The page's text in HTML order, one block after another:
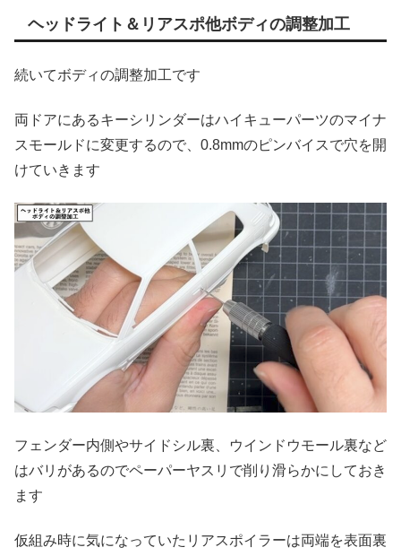
ヘッドライト＆リアスポ他ボディの調整加工
続いてボディの調整加工です
両ドアにあるキーシリンダーはハイキューパーツのマイナ
スモールドに変更するので、0.8mmのピンバイスで穴を開
けていきます
フェンダー内側やサイドシル裏、ウインドウモール裏など
はバリがあるのでペーパーヤスリで削り滑らかにしておき
ます
仮組み時に気になっていたリアスポイラーは両端を表面裏